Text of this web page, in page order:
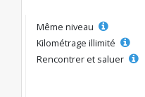
Même niveau
Kilométrage illimité
Rencontrer et saluer